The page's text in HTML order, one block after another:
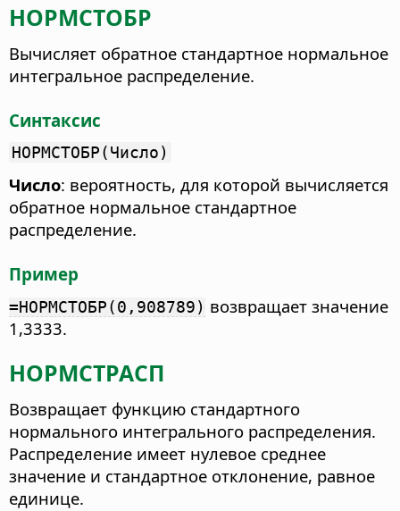
НОРМСТОБР
Вычисляет обратное стандартное нормальное
интегральное распределение.
Синтаксис
НОРМСТОБР(Число)
Число: вероятность, для которой вычисляется
обратное нормальное стандартное
распределение.
Пример
=НОРМСТОБР(0,908789) возвращает значение
1,3333.
НОРМСТРАСП
Возвращает функцию стандартного
нормального интегрального распределения.
Распределение имеет нулевое среднее
значение и стандартное отклонение, равное
единице.